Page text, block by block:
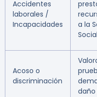
Accidentes
laborales /
Incapacidades
a la
Social
Acoso o
discriminación